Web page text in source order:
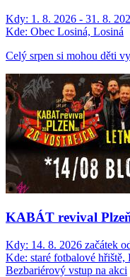
Kdy: 1. 8. 2026 - 31. 8.
Kde: Obec Losiná, Losiná
Celý srpen si mohou děti
KABÁT revival
Kdy: 14. 8. 2026 začátek
Kde: staré fotbalové hřiště,
Bezbariérový vstup na akci